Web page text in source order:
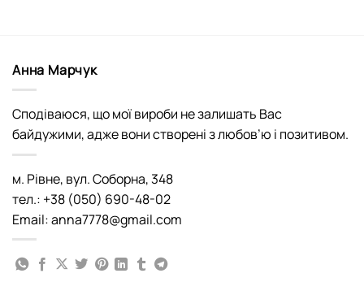
Анна Марчук
Сподіваюся, що мої вироби не залишать Вас
байдужими, адже вони створені з любов’ю і позитивом.
м. Рівне, вул. Соборна, 348
тел.: +38 (050) 690-48-02
Email: anna7778@gmail.com